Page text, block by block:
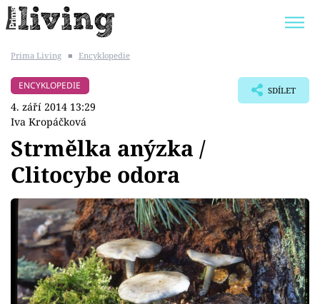
BYDLENÍ SLAVNÝCH
Témata
Bydlení
Zahrada
Design
Prima Living ■ Encyklopedie
ENCYKLOPEDIE
4. září 2014 13:29
Iva Kropáčková
SDÍLET
Strmělka anýzka /
Clitocybe odora